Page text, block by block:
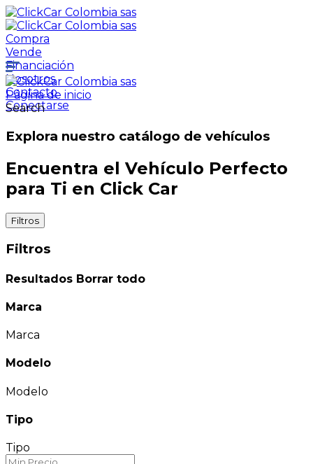
Compra
Vende
Financiación
Nosotros
Contacto
Conectarse
Página de inicio
Search
Explora nuestro catálogo de vehículos
Encuentra el Vehículo Perfecto
para Ti en Click Car
Filtros
Filtros
Resultados Borrar todo
Marca
Marca
Modelo
Modelo
Tipo
Tipo